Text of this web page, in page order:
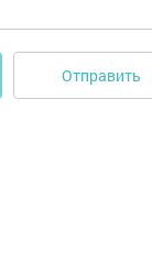
Отправить